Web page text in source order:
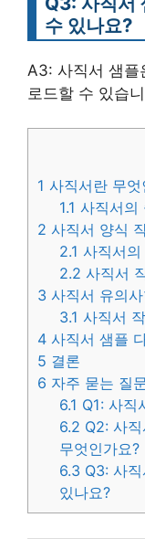
수 있나요?
A3: 사직서 샘플
로드할 수 있습
1 사직서란 무엇
1.1 사직서의
2 사직서 양식
2.1 사직서
2.2 사직서
3 사직서 유의
3.1 사직서
4 사직서 샘플
5 결론
6 자주 묻는 질
6.1 Q1: 사직
6.2 Q2: 사
무엇인가요?
6.3 Q3: 사
있나요?